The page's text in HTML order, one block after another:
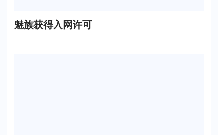
魅族获得入网许可